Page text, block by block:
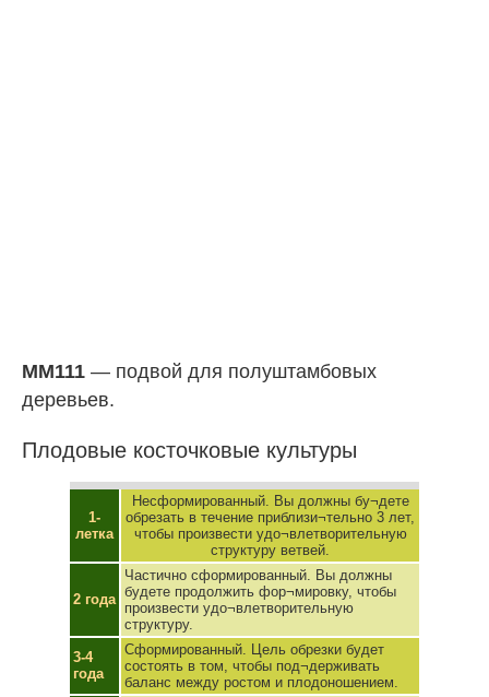
MM111 — подвой для полуштамбовых
деревьев.
Плодовые косточковые культуры
1-
летка
Несформированный. Вы должны бу¬дете
обрезать в течение приблизи¬тельно 3 лет,
чтобы произвести удо¬влетворительную
структуру ветвей.
2 года
Частично сформированный. Вы должны
будете продолжить фор¬мировку, чтобы
произвести удо¬влетворительную
структуру.
3-4
года
Сформированный. Цель обрезки будет
состоять в том, чтобы под¬держивать
баланс между ростом и плодоношением.